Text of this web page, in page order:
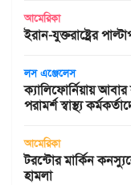
আমেরিকা
ইরান-যুক্তরাষ্ট্রের
লস এঞ্জেলেস
ক্যালিফোর্নিয়ায়
পরামর্শ স্বাস্থ্য
আমেরিকা
টরন্টোর মার্কিন
হামলা